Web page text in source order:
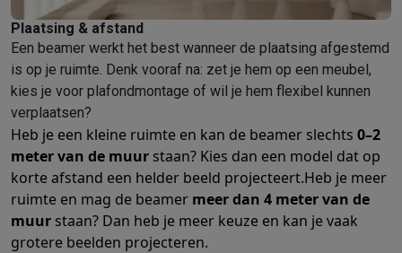
KlantenserviceHerstelling van je toestel
Controleer jouw
Groot elektro & inbouw
Klein elektro Beauty & gezondheidHuishoudenKeukenMeer...
Beeld & Geluid Kies jouw ideale TVEen speaker voor elke
Sport & OntspanningHoe kies je een smartwatch?Hoe kies je
Outlet
OutletAlle outlet dealsOutlet multimedia & telefonieOutlet
Plaatsing & afstand
Een beamer werkt het best wanneer de plaatsing afgestemd
is op je ruimte. Denk vooraf na: zet je hem op een meubel,
kies je voor plafondmontage of wil je hem flexibel kunnen
verplaatsen?
Heb je een kleine ruimte en kan de beamer slechts 0–2
meter van de muur staan? Kies dan een model dat op
korte afstand een helder beeld projecteert.Heb je meer
ruimte en mag de beamer meer dan 4 meter van de
muur staan? Dan heb je meer keuze en kan je vaak
grotere beelden projecteren.